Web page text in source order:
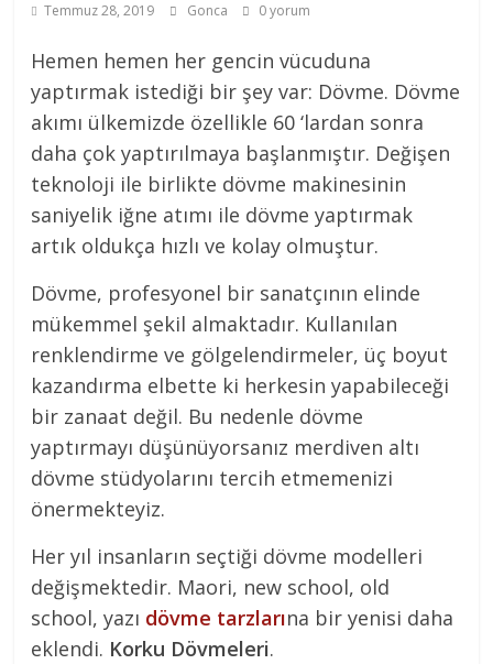
Temmuz 28, 2019 Gonca 0 yorum
Hemen hemen her gencin vücuduna
yaptırmak istediği bir şey var: Dövme. Dövme
akımı ülkemizde özellikle 60 ‘lardan sonra
daha çok yaptırılmaya başlanmıştır. Değişen
teknoloji ile birlikte dövme makinesinin
saniyelik iğne atımı ile dövme yaptırmak
artık oldukça hızlı ve kolay olmuştur.
Dövme, profesyonel bir sanatçının elinde
mükemmel şekil almaktadır. Kullanılan
renklendirme ve gölgelendirmeler, üç boyut
kazandırma elbette ki herkesin yapabileceği
bir zanaat değil. Bu nedenle dövme
yaptırmayı düşünüyorsanız merdiven altı
dövme stüdyolarını tercih etmemenizi
önermekteyiz.
Her yıl insanların seçtiği dövme modelleri
değişmektedir. Maori, new school, old
school, yazı dövme tarzlarına bir yenisi daha
eklendi. Korku Dövmeleri.